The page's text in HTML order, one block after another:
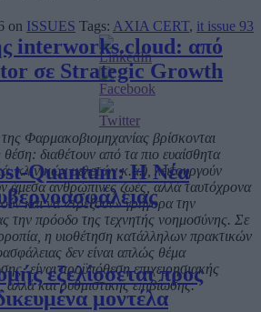
interworks.cloud: από
σε Strategic Growth
Quantum: Η Νέα
εξελίσσεται προς
μοντέλα
on ISSUES Tags: AXIA CERT, it issue 93
της Φαρμακοβιομηχανίας βρίσκονται
διαθέτουν από τα πιο ευαίσθητα
κλινικών μελετών κ.α.), λειτουργούν
άμεσα ανθρώπινες ζωές, αλλά ταυτόχρονα
και να «τρέξουν» γρήγορα την
την πρόοδο της τεχνητής νοημοσύνης. Σε
η υιοθέτηση κατάλληλων πρακτικών
δεν είναι απλώς θέμα
είναι προϋπόθεση επιχειρησιακής
αλλά και ρυθμιστικής επιβίωσης.